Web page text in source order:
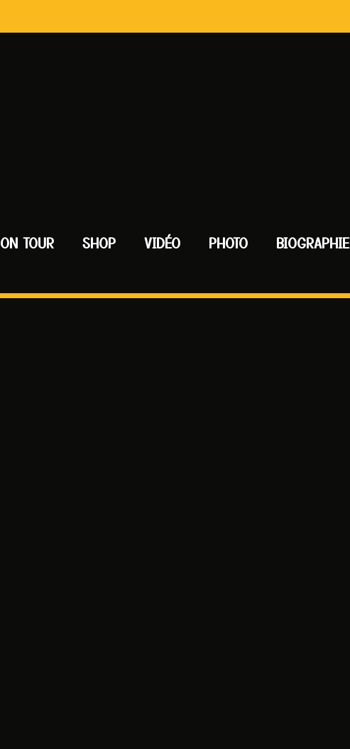
ON TOUR SHOP VIDÉO PHOTO BIOGRAPHIE